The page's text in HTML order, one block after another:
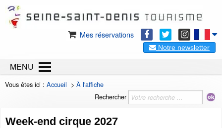
Mes réservations
Notre newsletter
MENU
Vous êtes ici : Accueil > À l'affiche
Rechercher
Week-end cirque 2027